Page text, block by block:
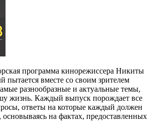
программа кинорежиссера Никиты
пытается вместе со своим зрителем
разнообразные и актуальные темы,
жизнь. Каждый выпуск порождает все
ответы на которые каждый должен
основываясь на фактах, предоставленных